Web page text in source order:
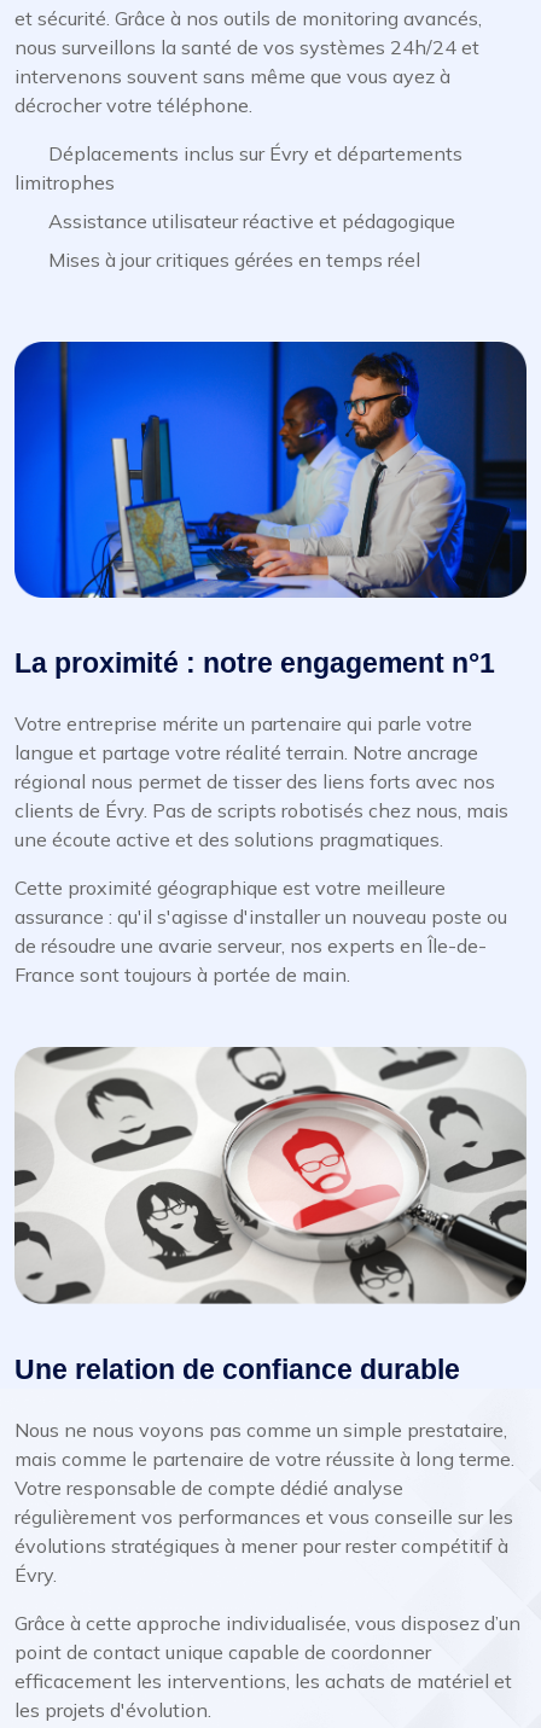
et sécurité. Grâce à nos outils de monitoring avancés,
nous surveillons la santé de vos systèmes 24h/24 et
intervenons souvent sans même que vous ayez à
décrocher votre téléphone.
Déplacements inclus sur Évry et départements
limitrophes
Assistance utilisateur réactive et pédagogique
Mises à jour critiques gérées en temps réel
La proximité : notre engagement n°1
Votre entreprise mérite un partenaire qui parle votre
langue et partage votre réalité terrain. Notre ancrage
régional nous permet de tisser des liens forts avec nos
clients de Évry. Pas de scripts robotisés chez nous, mais
une écoute active et des solutions pragmatiques.
Cette proximité géographique est votre meilleure
assurance : qu'il s'agisse d'installer un nouveau poste ou
de résoudre une avarie serveur, nos experts en Île-de-
France sont toujours à portée de main.
Une relation de confiance durable
Nous ne nous voyons pas comme un simple prestataire,
mais comme le partenaire de votre réussite à long terme.
Votre responsable de compte dédié analyse
régulièrement vos performances et vous conseille sur les
évolutions stratégiques à mener pour rester compétitif à
Évry.
Grâce à cette approche individualisée, vous disposez d’un
point de contact unique capable de coordonner
efficacement les interventions, les achats de matériel et
les projets d'évolution.